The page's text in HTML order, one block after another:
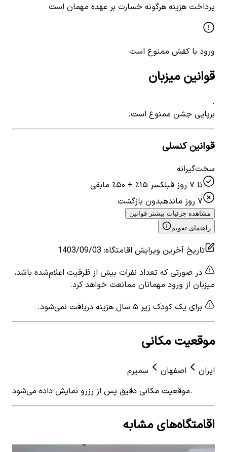
پرداخت هزینه هرگونه خسارت بر عهده مهمان است
ورود با کفش ممنوع است
قوانین میزبان
.
برپایی جشن ممنوع است.
قوانین کنسلی
سخت‌گیرانه
تا ۷ روز قبل
کسر ۱۵٪ + ۵۰٪ مابقی
۷ روز مانده
بدون بازگشت
مشاهده جزئیات بیشتر قوانین
راهنمای تقویم
تاریخ آخرین ویرایش اقامتگاه:
1403/09/03
در صورتی که تعداد نفرات بیش از ظرفیت اعلام‌شده باشد،
میزبان از ورود مهمانان ممانعت خواهد کرد.
برای یک کودک زیر ۵ سال هزینه دریافت نمی‌شود.
موقعیت مکانی
ایران اصفهان
سمیرم
موقعیت مکانی دقیق پس از رزرو نمایش داده می‌شود.
اقامتگاه‌های مشابه